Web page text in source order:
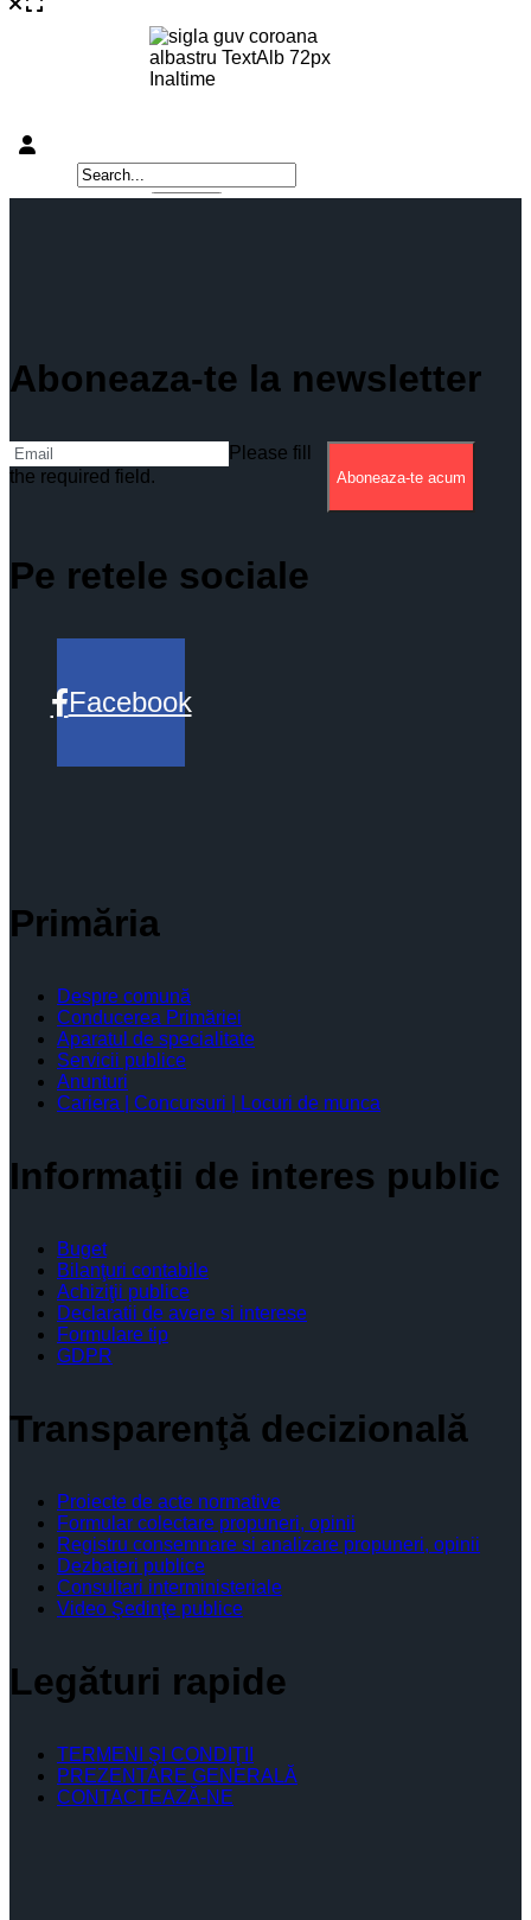
Aboneaza-te la newsletter
Please fill
the required field.
Aboneaza-te acum
Pe retele sociale
Facebook
Primăria
Despre comună
Conducerea Primăriei
Aparatul de specialitate
Servicii publice
Anunturi
Cariera | Concursuri | Locuri de munca
Informaţii de interes public
Buget
Bilanţuri contabile
Achiziţii publice
Declaratii de avere si interese
Formulare tip
GDPR
Transparenţă decizională
Proiecte de acte normative
Formular colectare propuneri, opinii
Registru consemnare si analizare propuneri, opinii
Dezbateri publice
Consultari interministeriale
Video Şedinţe publice
Legături rapide
TERMENI ŞI CONDIŢII
PREZENTARE GENERALĂ
CONTACTEAZĂ-NE